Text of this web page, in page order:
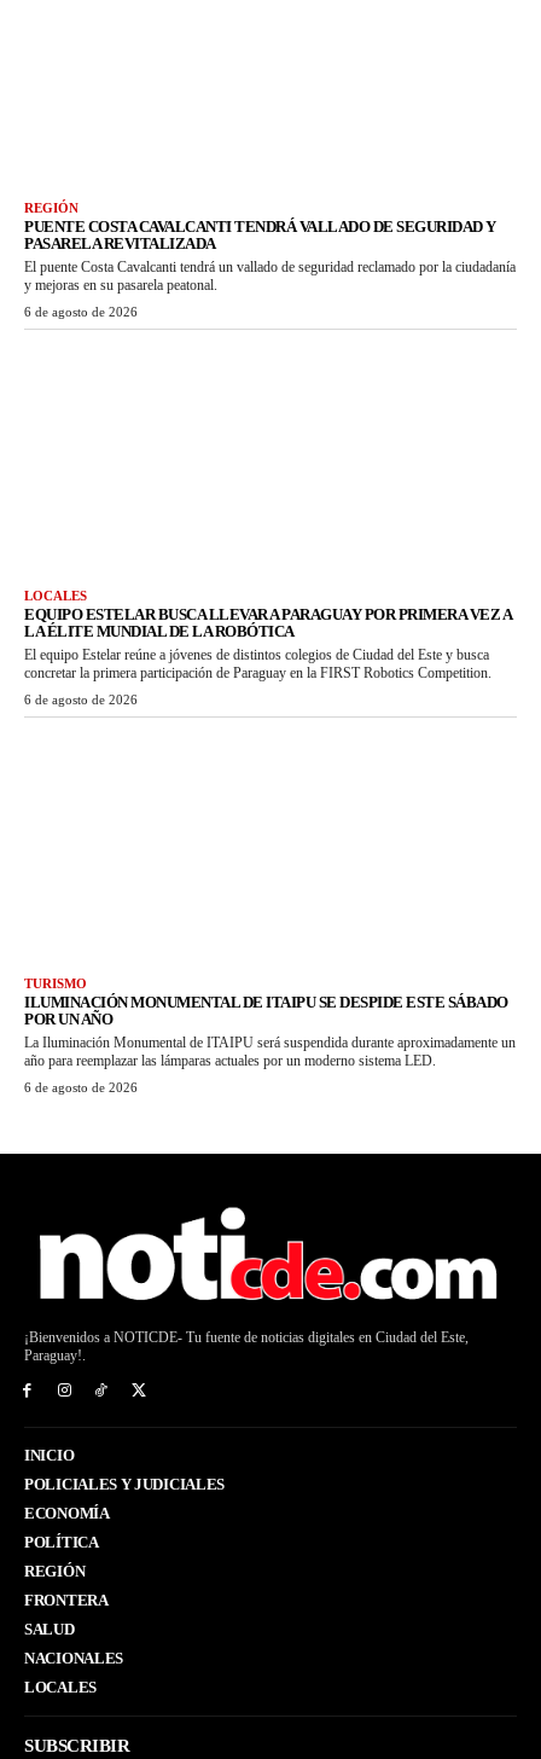
REGIÓN
PUENTE COSTA CAVALCANTI TENDRÁ VALLADO DE SEGURIDAD Y
PASARELA REVITALIZADA
El puente Costa Cavalcanti tendrá un vallado de seguridad reclamado por la ciudadanía
y mejoras en su pasarela peatonal.
6 de agosto de 2026
LOCALES
EQUIPO ESTELAR BUSCA LLEVAR A PARAGUAY POR PRIMERA VEZ A
LA ÉLITE MUNDIAL DE LA ROBÓTICA
El equipo Estelar reúne a jóvenes de distintos colegios de Ciudad del Este y busca
concretar la primera participación de Paraguay en la FIRST Robotics Competition.
6 de agosto de 2026
TURISMO
ILUMINACIÓN MONUMENTAL DE ITAIPU SE DESPIDE ESTE SÁBADO
POR UN AÑO
La Iluminación Monumental de ITAIPU será suspendida durante aproximadamente un
año para reemplazar las lámparas actuales por un moderno sistema LED.
6 de agosto de 2026
¡Bienvenidos a NOTICDE- Tu fuente de noticias digitales en Ciudad del Este,
Paraguay!.
INICIO
POLICIALES Y JUDICIALES
ECONOMÍA
POLÍTICA
REGIÓN
FRONTERA
SALUD
NACIONALES
LOCALES
SUBSCRIBIR